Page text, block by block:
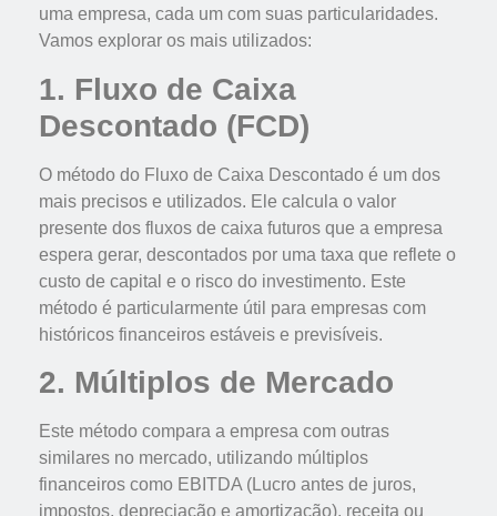
uma empresa, cada um com suas particularidades.
Vamos explorar os mais utilizados:
1. Fluxo de Caixa
Descontado (FCD)
O método do Fluxo de Caixa Descontado é um dos
mais precisos e utilizados. Ele calcula o valor
presente dos fluxos de caixa futuros que a empresa
espera gerar, descontados por uma taxa que reflete o
custo de capital e o risco do investimento. Este
método é particularmente útil para empresas com
históricos financeiros estáveis e previsíveis.
2. Múltiplos de Mercado
Este método compara a empresa com outras
similares no mercado, utilizando múltiplos
financeiros como EBITDA (Lucro antes de juros,
impostos, depreciação e amortização), receita ou